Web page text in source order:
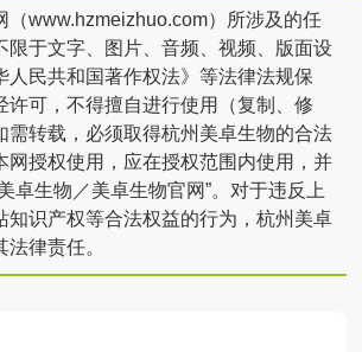
（www.hzmeizhuo.com）所涉及的任
限于文字、图片、音频、视频、版面设
人民共和国著作权法》等法律法规保
许可，不得擅自进行使用（复制、修
需转载，必须取得杭州美卓生物的合法
网授权使用，应在授权范围内使用，并
卓生物／美卓生物官网”。对于违反上
知识产权等合法权益的行为，杭州美卓
律责任。